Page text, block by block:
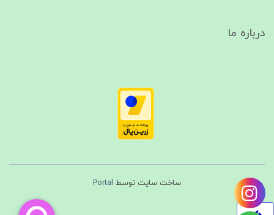
درباره ما
ساخت سایت توسط Portal